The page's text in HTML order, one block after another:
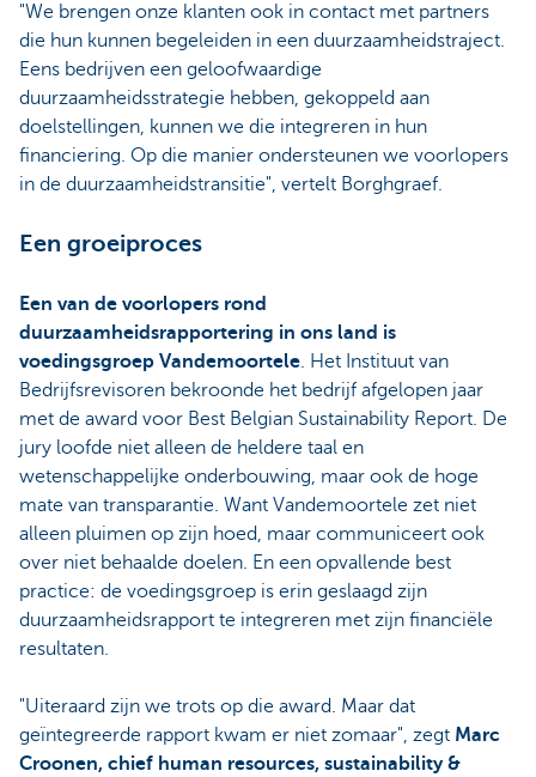
"We brengen onze klanten ook in contact met partners
die hun kunnen begeleiden in een duurzaamheidstraject.
Eens bedrijven een geloofwaardige
duurzaamheidsstrategie hebben, gekoppeld aan
doelstellingen, kunnen we die integreren in hun
financiering. Op die manier ondersteunen we voorlopers
in de duurzaamheidstransitie", vertelt Borghgraef.
Een groeiproces
Een van de voorlopers rond
duurzaamheidsrapportering in ons land is
voedingsgroep Vandemoortele. Het Instituut van
Bedrijfsrevisoren bekroonde het bedrijf afgelopen jaar
met de award voor Best Belgian Sustainability Report. De
jury loofde niet alleen de heldere taal en
wetenschappelijke onderbouwing, maar ook de hoge
mate van transparantie. Want Vandemoortele zet niet
alleen pluimen op zijn hoed, maar communiceert ook
over niet behaalde doelen. En een opvallende best
practice: de voedingsgroep is erin geslaagd zijn
duurzaamheidsrapport te integreren met zijn financiële
resultaten.
"Uiteraard zijn we trots op die award. Maar dat
geïntegreerde rapport kwam er niet zomaar", zegt Marc
Croonen, chief human resources, sustainability &